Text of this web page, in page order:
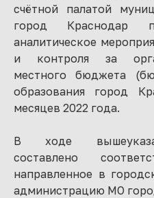
счётной палатой
город Краснодар
аналитическое
и контроля за
местного бюджета
образования город
месяцев 2022 года.
В ходе
составлено
направленное в
администрацию МО